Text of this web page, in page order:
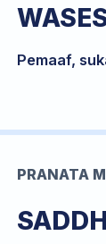
Pemaaf,
PRANATA